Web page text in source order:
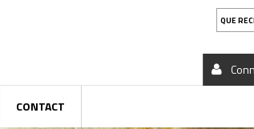
QUE
CONTACT